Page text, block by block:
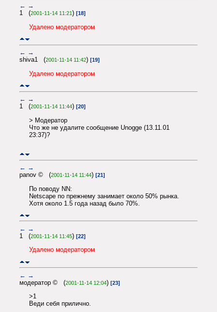
← →
1 (2001-11-14 11:21 ) [18]
Удалено модератором
← →
shiva1 (2001-11-14 11:42) [19]
Удалено модератором
← →
1 (2001-11-14 11:44) [20]
> Модератор
Что же не удалите сообщение Unogge (13.11.01
23:37)?
← →
panov © (2001-11-14 11:44) [21]
По поводу NN:
Netscape по прежнему занимает около 50% рынка.
Хотя около 1.5 года назад было 70%.
← →
1 (2001-11-14 11:45) [22]
Удалено модератором
← →
модератор © (2001-11-14 12:04) [23]
>1
Веди себя прилично.